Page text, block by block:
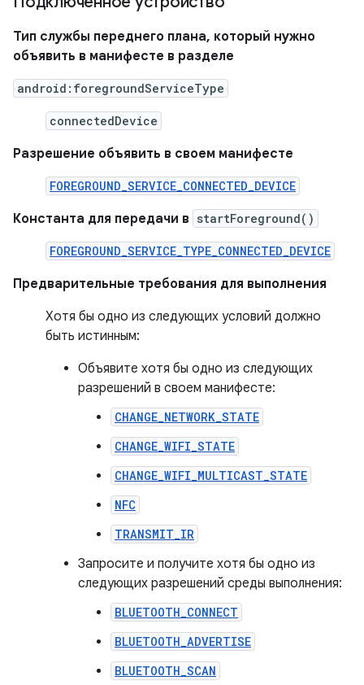
Тип службы переднего плана, который нужно
объявить в манифесте в разделе
android:foregroundServiceType
connectedDevice
Разрешение объявить в своем манифесте
FOREGROUND_SERVICE_CONNECTED_DEVICE
Константа для передачи в startForeground()
FOREGROUND_SERVICE_TYPE_CONNECTED_DEVICE
Предварительные требования для выполнения
Хотя бы одно из следующих условий должно
быть истинным:
Объявите хотя бы одно из следующих
разрешений в своем манифесте:
CHANGE_NETWORK_STATE
CHANGE_WIFI_STATE
CHANGE_WIFI_MULTICAST_STATE
NFC
TRANSMIT_IR
Запросите и получите хотя бы одно из
следующих разрешений среды выполнения:
BLUETOOTH_CONNECT
BLUETOOTH_ADVERTISE
BLUETOOTH_SCAN